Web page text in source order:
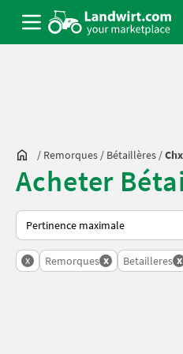
/ Remorques / Bétaillères /
Acheter
Voici comment les annonces
x Remorques x Betailleres x